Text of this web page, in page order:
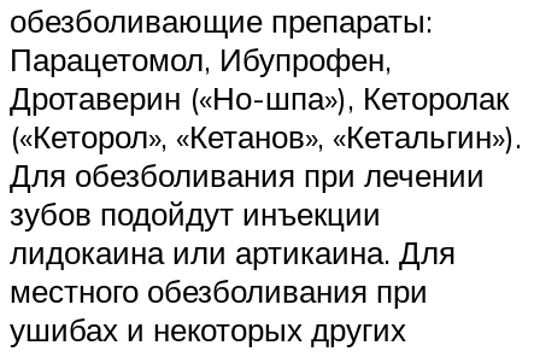
обезболивающие препараты:
Парацетомол, Ибупрофен,
Дротаверин («Но-шпа»), Кеторолак
(«Кеторол», «Кетанов», «Кетальгин»).
Для обезболивания при лечении
зубов подойдут инъекции
лидокаина или артикаина. Для
местного обезболивания при
ушибах и некоторых других